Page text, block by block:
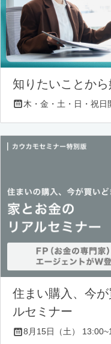
知りたいことか
住まい購入、今
ルセミナー
8月15日（土）